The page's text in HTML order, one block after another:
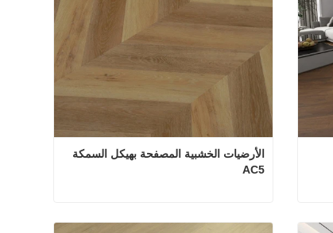
AC5
الأرضيات الخشبية المصفحة بهيكل السمكة AC5